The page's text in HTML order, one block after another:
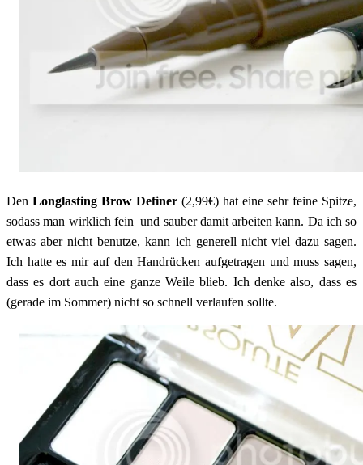
Den Longlasting Brow Definer (2,99€) hat eine sehr feine Spitze,
sodass man wirklich fein und sauber damit arbeiten kann. Da ich so
etwas aber nicht benutze, kann ich generell nicht viel dazu sagen.
Ich hatte es mir auf den Handrücken aufgetragen und muss sagen,
dass es dort auch eine ganze Weile blieb. Ich denke also, dass es
(gerade im Sommer) nicht so schnell verlaufen sollte.